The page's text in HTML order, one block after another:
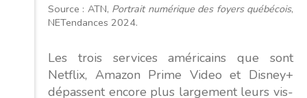
Source : ATN, Portrait numérique des foyers québécois,
NETendances 2024.
Les trois services américains que sont
Netflix, Amazon Prime Video et Disney+
dépassent encore plus largement leurs vis-